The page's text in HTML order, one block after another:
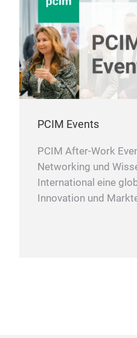
PCIM Events
PCIM After-Work
Networking und
International eine
Innovation und